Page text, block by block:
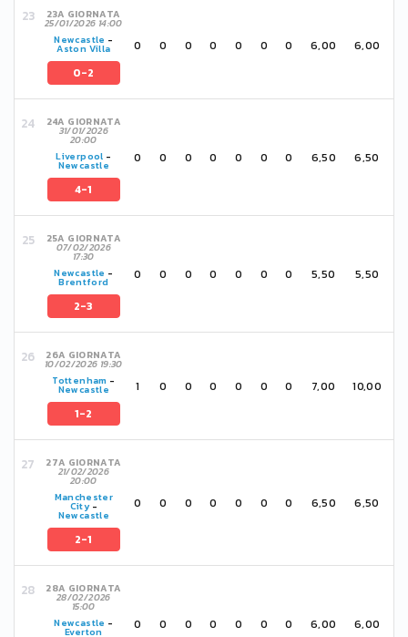
23A GIORNATA
25/01/2026 14:00
Newcastle -
Aston Villa
0-2
0 0 0 0 0 0 0 6,00 6,00
24A GIORNATA
31/01/2026
20:00
Liverpool -
Newcastle
4-1
0 0 0 0 0 0 0 6,50 6,50
25A GIORNATA
07/02/2026
17:30
Newcastle -
Brentford
2-3
0 0 0 0 0 0 0 5,50 5,50
26A GIORNATA
10/02/2026 19:30
Tottenham -
Newcastle
1-2
1 0 0 0 0 0 0 7,00 10,00
27A GIORNATA
21/02/2026
20:00
Manchester
City-
Newcastle
2-1
0 0 0 0 0 0 0 6,50 6,50
28A GIORNATA
28/02/2026
15:00
Newcastle -
Everton 0 0 0 0 0 0 0 6,00 6,00